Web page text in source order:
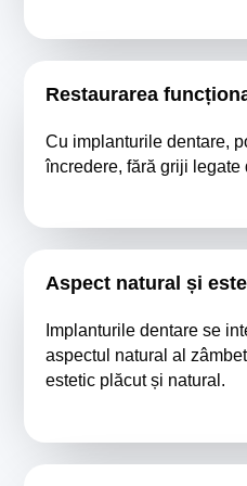
Restaurarea
Cu implanturile dentare,
încredere, fără griji
Aspect natural și
Implanturile dentare se
aspectul natural al
estetic plăcut și natural.